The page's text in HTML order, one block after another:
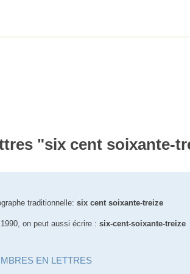
"six cent soixante-
traditionnelle: six cent soixante-treize
on peut aussi écrire : six-cent-soixante-treize
EN LETTRES